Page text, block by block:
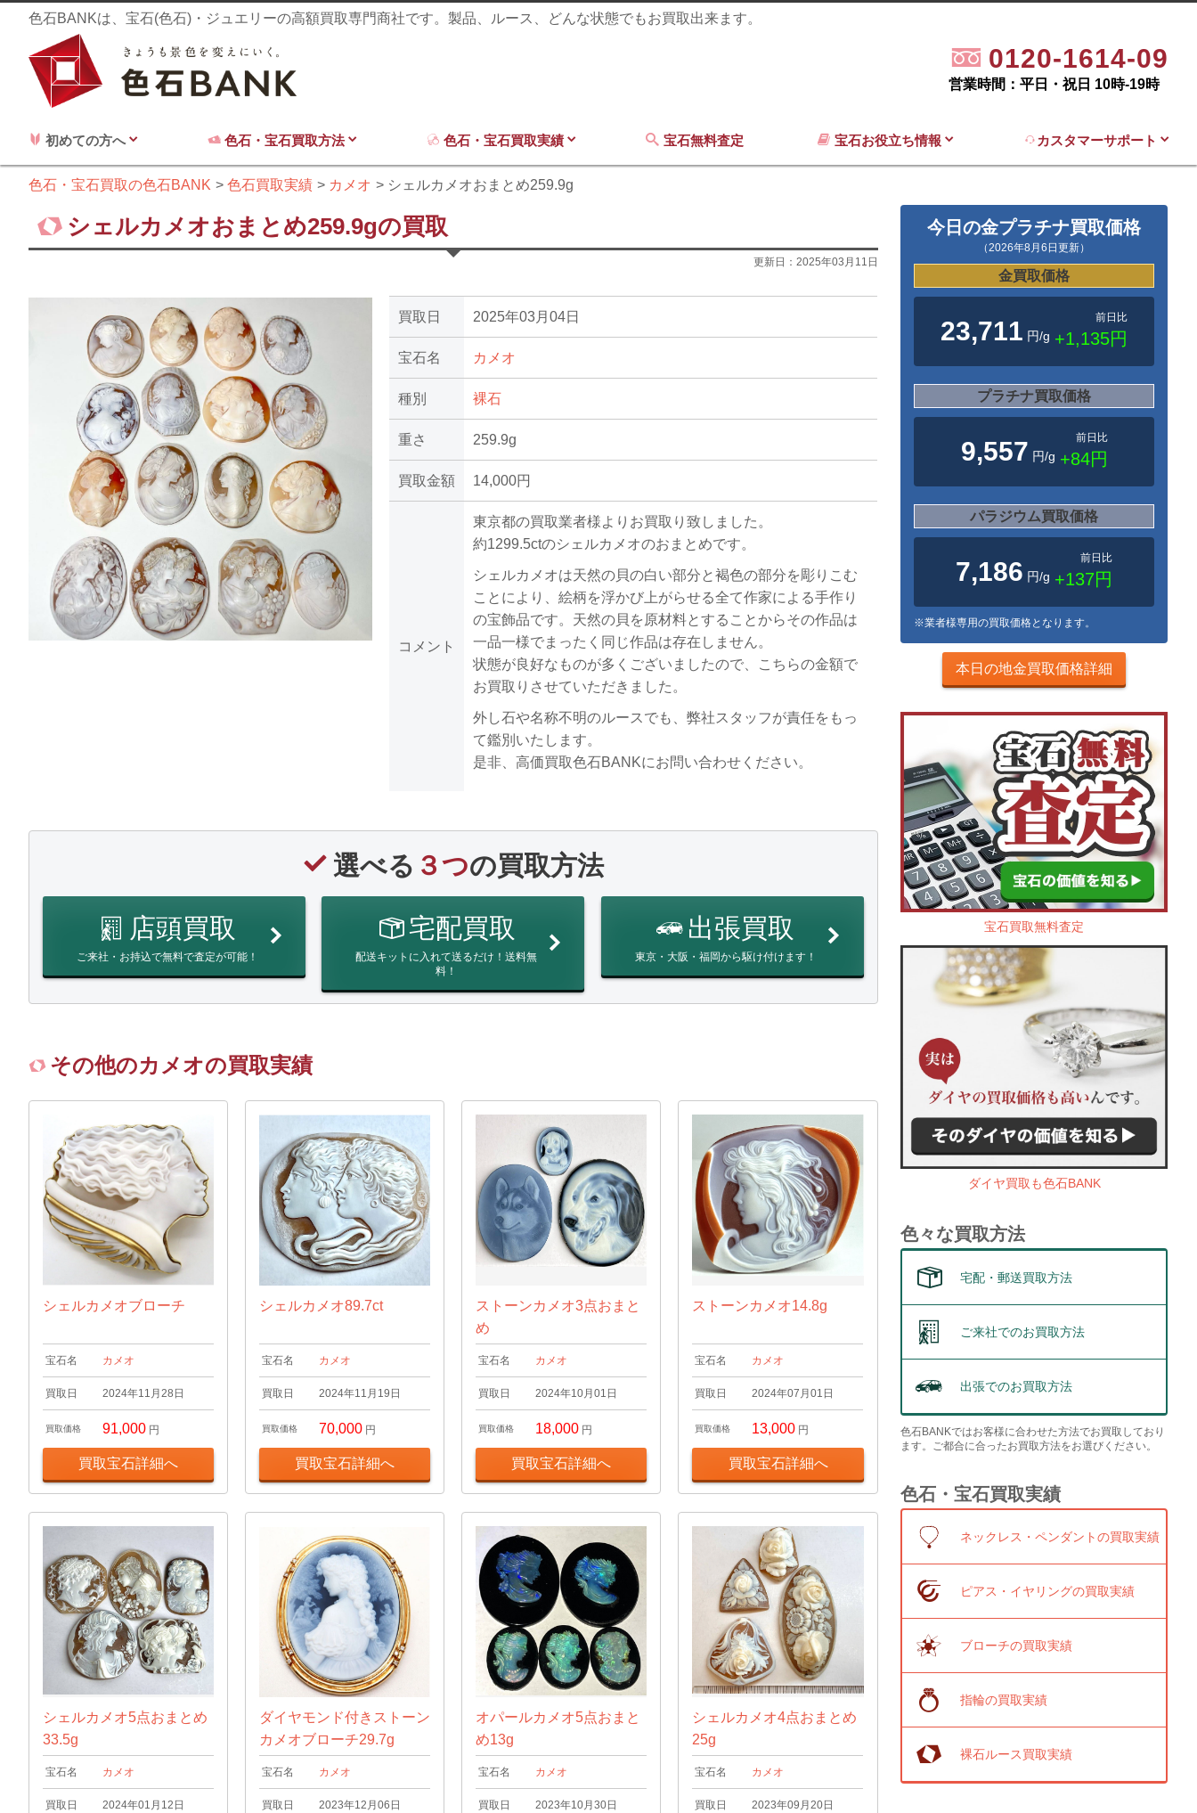
色石BANKは、宝石(色石)・ジュエリーの高額買取専門商社です。製品、ルース、どんな状態でもお買取出来ます。
0120-1614-09
営業時間：平日・祝日 10時-19時
初めての方へ 色石・宝石買取方法 色石・宝石買取実績 宝石無料査定 宝石お役立ち情報 カスタマーサポート
色石・宝石買取の色石BANK 色石買取実績 カメオ シェルカメオおまとめ259.9g
シェルカメオおまとめ259.9gの買取
更新日： 2025年03月11日
買取日 2025年03月04日
宝石名 カメオ
種別 裸石
重さ 259.9g
買取金額 14,000円
コメント
東京都の買取業者様よりお買取り致しました。
約1299.5ctのシェルカメオのおまとめです。
シェルカメオは天然の貝の白い部分と褐色の部分を彫りこむ
ことにより、絵柄を浮かび上がらせる全て作家による手作り
の宝飾品です。天然の貝を原材料とすることからその作品は
一品一様でまったく同じ作品は存在しません。
状態が良好なものが多くございましたので、こちらの金額で
お買取りさせていただきました。
外し石や名称不明のルースでも、弊社スタッフが責任をもっ
て鑑別いたします。
是非、高価買取色石BANKにお問い合わせください。
選べる ３つの買取方法
店頭買取
ご来社・お持込で無料で査定が可能！
宅配買取
配送キットに入れて送るだけ！送料無
料！
出張買取
東京・大阪・福岡から駆け付けます！
その他のカメオの買取実績
シェルカメオブローチ
宝石名 カメオ
買取日 2024年11月28日
買取価格 91,000 円
買取宝石詳細へ
シェルカメオ89.7ct
宝石名 カメオ
買取日 2024年11月19日
買取価格 70,000 円
買取宝石詳細へ
ストーンカメオ3点おまと
め
宝石名 カメオ
買取日 2024年10月01日
買取価格 18,000 円
買取宝石詳細へ
ストーンカメオ14.8g
宝石名 カメオ
買取日 2024年07月01日
買取価格 13,000 円
買取宝石詳細へ
シェルカメオ5点おまとめ
33.5g
宝石名 カメオ
買取日 2024年01月12日
ダイヤモンド付きストーン
カメオブローチ29.7g
宝石名 カメオ
買取日 2023年12月06日
オパールカメオ5点おまと
め13g
宝石名 カメオ
買取日 2023年10月30日
シェルカメオ4点おまとめ
25g
宝石名 カメオ
買取日 2023年09月20日
今日の金プラチナ買取価格
（2026年8月6日更新）
金買取価格
23,711 円/g
前日比
+1,135円
プラチナ買取価格
9,557 円/g
前日比
+84円
パラジウム買取価格
7,186 円/g
前日比
+137円
※業者様専用の買取価格となります。
本日の地金買取価格詳細
宝石買取無料査定
ダイヤ買取も色石BANK
色々な買取方法
宅配・郵送買取方法
ご来社でのお買取方法
出張でのお買取方法
色石BANKではお客様に合わせた方法でお買取しており
ます。ご都合に合ったお買取方法をお選びください。
色石・宝石買取実績
ネックレス・ペンダントの買取実績
ピアス・イヤリングの買取実績
ブローチの買取実績
指輪の買取実績
裸石ルース買取実績